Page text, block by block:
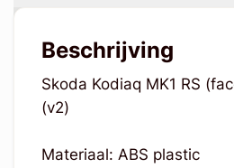
Beschrijving
Skoda Kodiaq MK1 RS
(v2)
Materiaal: ABS plastic